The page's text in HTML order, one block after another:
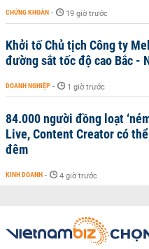
CHỨNG KHOÁN - 19 giờ trước
Khởi tố Chủ tịch Công ty
đường sắt tốc độ cao Bắc -
DOANH NGHIỆP - 1 giờ trước
84.000 người đồng loạt
Live, Content Creator có
đêm
KINH DOANH - 4 giờ trước